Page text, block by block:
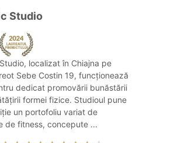
Studio
localizat în Chiajna pe
Sebe Costin 19, funcționează
dedicat promovării bunăstării
formei fizice. Studioul pune
un portofoliu variat de
de fitness, concepute ...